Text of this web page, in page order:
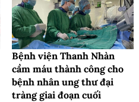
Bệnh viện Thanh Nhàn
cầm máu thành công cho
bệnh nhân ung thư đại
tràng giai đoạn cuối